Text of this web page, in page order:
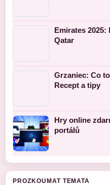
Emirates
Qatar
Grzaniec: Co
Recept a tipy
Hry online
portálů
PROZKOUMAT TEMATA